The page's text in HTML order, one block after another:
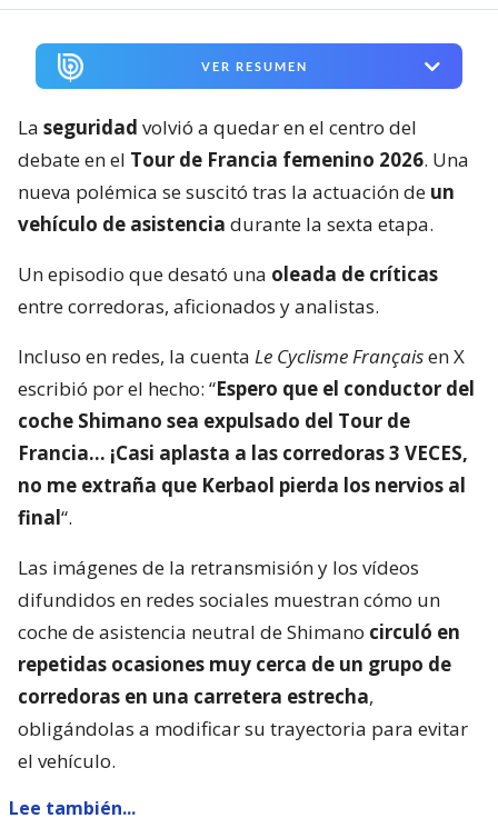
VER RESUMEN
La seguridad volvió a quedar en el centro del
debate en el Tour de Francia femenino 2026. Una
nueva polémica se suscitó tras la actuación de un
vehículo de asistencia durante la sexta etapa.
Un episodio que desató una oleada de críticas
entre corredoras, aficionados y analistas.
Incluso en redes, la cuenta Le Cyclisme Françaisen X
escribió por el hecho: “Espero que el conductor del
coche Shimano sea expulsado del Tour de
Francia… ¡Casi aplasta a las corredoras 3 VECES,
no me extraña que Kerbaol pierda los nervios al
final“.
Las imágenes de la retransmisión y los vídeos
difundidos en redes sociales muestran cómo un
coche de asistencia neutral de Shimano circuló en
repetidas ocasiones muy cerca de un grupo de
corredoras en una carretera estrecha,
obligándolas a modificar su trayectoria para evitar
el vehículo.
Lee también...